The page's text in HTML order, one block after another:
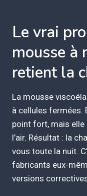
Le vrai
mousse à
retient la
La mousse
à cellules fermées.
point fort, mais
l’air. Résultat : la
vous toute la nuit.
fabricants eux-
versions